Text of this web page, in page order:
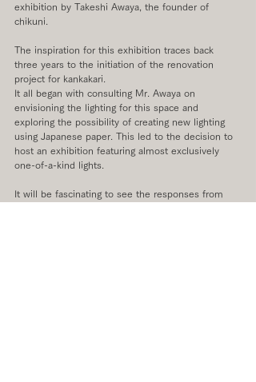
exhibition by Takeshi Awaya, the founder of
chikuni.
The inspiration for this exhibition traces back
three years to the initiation of the renovation
project for kankakari.
It all began with consulting Mr. Awaya on
envisioning the lighting for this space and
exploring the possibility of creating new lighting
using Japanese paper. This led to the decision to
host an exhibition featuring almost exclusively
one-of-a-kind lights.
It will be fascinating to see the responses from